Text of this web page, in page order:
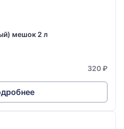
мешок 2 л
320 ₽